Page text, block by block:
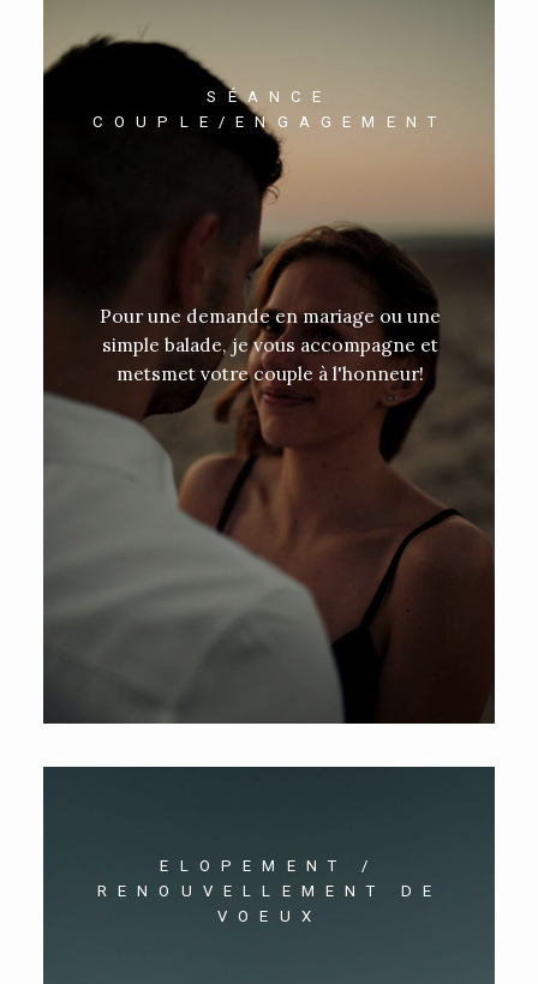
ELOPEMENT /
RENOUVELLEMENT DE
VOEUX
Pour une demande en mariage ou une
simple balade, je vous accompagne et
metsmet votre couple à l'honneur!
SÉANCE
COUPLE/ENGAGEMENT